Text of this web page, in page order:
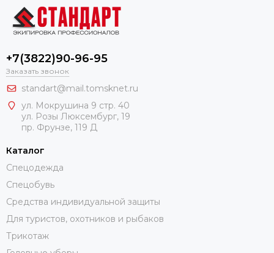
+7(3822)90-96-95
Заказать звонок
standart@mail.tomsknet.ru
ул. Мокрушина 9 стр. 40
ул. Розы Люксембург, 19
пр. Фрунзе, 119 Д
Каталог
Спецодежда
Спецобувь
Средства индивидуальной защиты
Для туристов, охотников и рыбаков
Трикотаж